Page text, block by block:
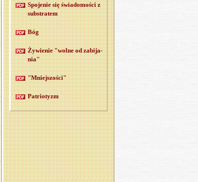
Spo­je­nie się świa­do­mo­ści z
sub­stra­tem
Bóg
Ży­wie­nie "wolne od za­bi­ja­
nia"
"Mniej­szo­ści"
Pa­trio­tyzm